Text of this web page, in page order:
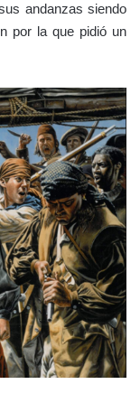
andanzas siendo
por la que pidió un